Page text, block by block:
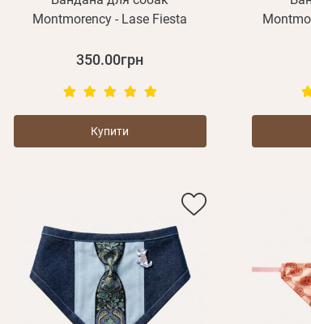
Montmorency - Lase Fiesta
350.00грн
Купити